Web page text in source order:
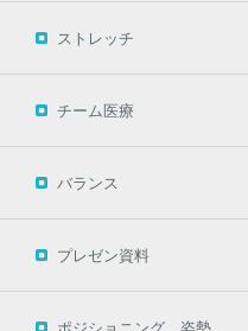
ストレッチ
チーム医療
バランス
プレゼン資料